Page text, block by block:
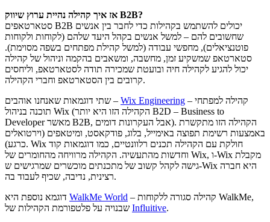
אז איך קהילה נהיית ערוץ שיווק B2B?
סטארטאפים B2B יכולים להשתמש בקהילות כדי לחבר בין אנשים
שחשובים להם – למשל אנשים בקהל היעד שלהם (לקוחות ולקוחות
פוטנציאלים), מחפשי עבודה (למשל קהילת מפתחים בשפה מסוימת).
סטארטאפ שמשקיע זמן, מחשבה, ומשאבים בהקמה וניהול של קהילה
יכול להגיע לקהילה חיה ובועטת שמכירה תודה לסטארטאפ, וליחסים
קרובים בין הסטארטאפ וחברי הקהילה.
שתי דוגמאות שאנחנו אוהבים – Wix Engineering – קהילה למפתחי
תוכנה בניהול Wix (הקהילה הזו היא יותר B2D – Business to
Developer מאשר B2B, אבל העקרונות דומים). הקהילה הזו מתקשרת
באמצעות רשימת תפוצה באימייל, בלוג, פודקאסט, ומיטאפים (וירטואלים
כרגע). Wix חולקת עם הקהילה תכנים רלוונטיים, כמו דוגמאות קוד
וחדשות מהתעשיה. הקהילה מרוויחה מהחומרים של Wix, ו-Wix מקבלת
גישה לקהל קשוב של מתכנתים מוכשרים שמרגישים ש-Wix היא חברה
רצינית, נדיבה, שכיף לעבוד בה.
WalkMe World – קהילה סגורה ללקוחות WalkMe,
Influitive.